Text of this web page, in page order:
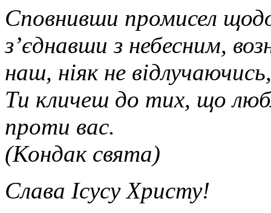
Сповнивши промисел
з’єднавши з небесним,
наш, ніяк не
Ти кличеш до тих, що
проти вас.
(Кондак свята)
Слава Ісусу Христу!